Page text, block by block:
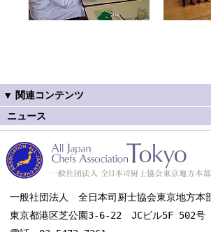
ニュース
一般社団法人 全日本司厨士協会東京地方本
東京都港区芝公園3-6-22 JCビル5F 502号